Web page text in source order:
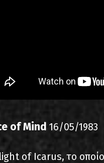
of Mind 16/05/1983
of Icarus, το